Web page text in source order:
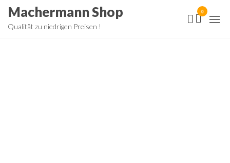
ZumMachermann Shop
Qualität zu niedrigen Preisen !
0